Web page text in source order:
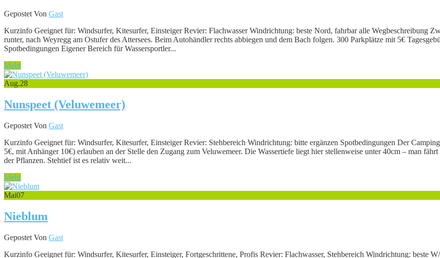
Gepostet Von Gast
Kurzinfo Geeignet für: Windsurfer, Kitesurfer, Einsteiger Revier: Flachwasser Windrichtung: beste Nord, fahrbar alle Wegbeschreibung
runter, nach Weyregg am Ostufer des Attersees. Beim Autohändler rechts abbiegen und dem Bach folgen. 300 Parkplätze mit 5€
Spotbedingungen Eigener Bereich für Wassersportler...
Mehr
Aug.28
Nunspeet (Veluwemeer)
Gepostet Von Gast
Kurzinfo Geeignet für: Windsurfer, Kitesurfer, Einsteiger Revier: Stehbereich Windrichtung: bitte ergänzen Spotbedingungen Der
5€, mit Anhänger 10€) erlauben an der Stelle den Zugang zum Veluwemeer. Die Wassertiefe liegt hier stellenweise unter 40cm – man
der Pflanzen. Stehtief ist es relativ weit...
Mehr
Mai07
Nieblum
Gepostet Von Gast
Kurzinfo Geeignet für: Windsurfer, Kitesurfer, Einsteiger, Fortgeschrittene, Profis Revier: Flachwasser, Stehbereich Windrichtung: beste